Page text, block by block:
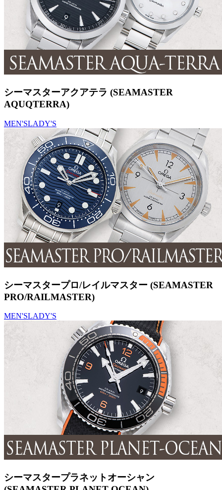
シーマスターアクアテラ (SEAMASTER
AQUQTERRA)
MEN'SLADY'S
シーマスタープロ/レイルマスター (SEAMASTER
PRO/RAILMASTER)
MEN'SLADY'S
シーマスタープラネットオーシャン